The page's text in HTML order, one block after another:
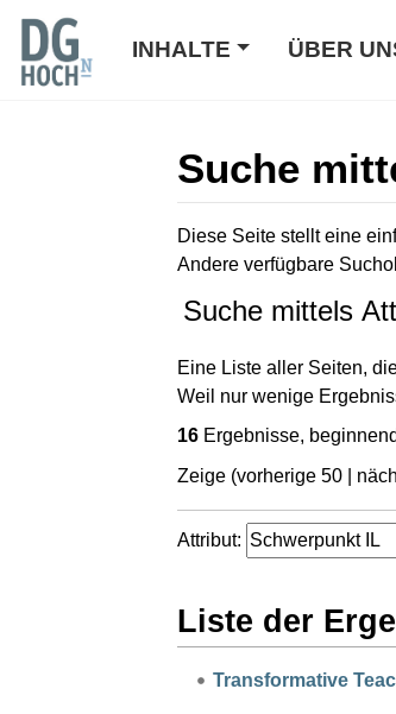
INHALTE ÜBER
Suche
Wechseln zu:Navigation,
Diese Seite stellt eine
Andere verfügbare
Suche mittels
Eine Liste aller Seiten,
Weil nur wenige
16 Ergebnisse,
Zeige (vorherige 50
Attribut:
Liste der
Transformative